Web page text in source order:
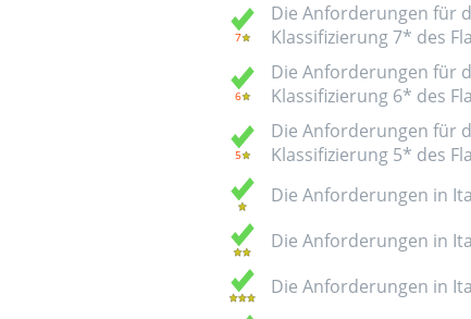
Die Anforderungen für
Klassifizierung 7* des
Die Anforderungen für
Klassifizierung 6* des
Die Anforderungen für
Klassifizierung 5* des
Die Anforderungen in
Die Anforderungen in
Die Anforderungen in